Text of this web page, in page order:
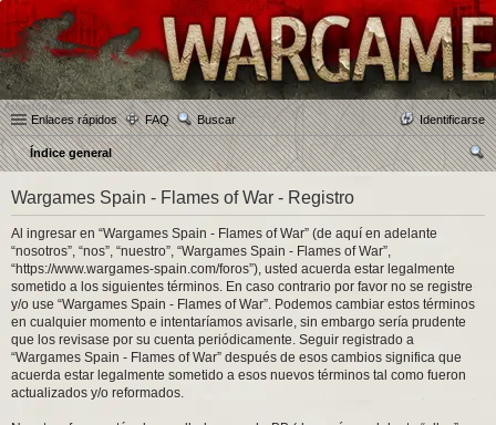
Enlaces rápidos FAQ Buscar Identificarse
Índice general
Wargames Spain - Flames of War - Registro
Al ingresar en “Wargames Spain - Flames of War” (de aquí en adelante
“nosotros”, “nos”, “nuestro”, “Wargames Spain - Flames of War”,
“https://www.wargames-spain.com/foros”), usted acuerda estar legalmente
sometido a los siguientes términos. En caso contrario por favor no se registre
y/o use “Wargames Spain - Flames of War”. Podemos cambiar estos términos
en cualquier momento e intentaríamos avisarle, sin embargo sería prudente
que los revisase por su cuenta periódicamente. Seguir registrado a
“Wargames Spain - Flames of War” después de esos cambios significa que
acuerda estar legalmente sometido a esos nuevos términos tal como fueron
actualizados y/o reformados.